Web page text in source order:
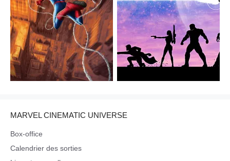
MARVEL CINEMATIC UNIVERSE
Box-office
Calendrier des sorties